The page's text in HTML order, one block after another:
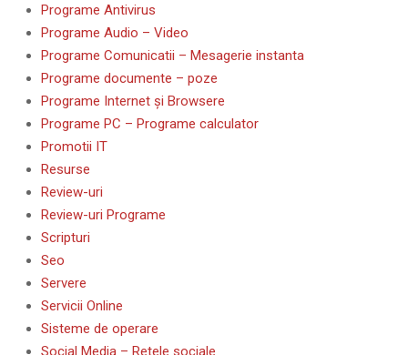
Programe Antivirus
Programe Audio – Video
Programe Comunicatii – Mesagerie instanta
Programe documente – poze
Programe Internet și Browsere
Programe PC – Programe calculator
Promotii IT
Resurse
Review-uri
Review-uri Programe
Scripturi
Seo
Servere
Servicii Online
Sisteme de operare
Social Media – Retele sociale